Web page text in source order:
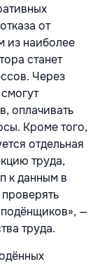
от
из наиболее
станет
Через
оплачивать
Кроме того,
отдельная
труда,
к данным в
—
труда.